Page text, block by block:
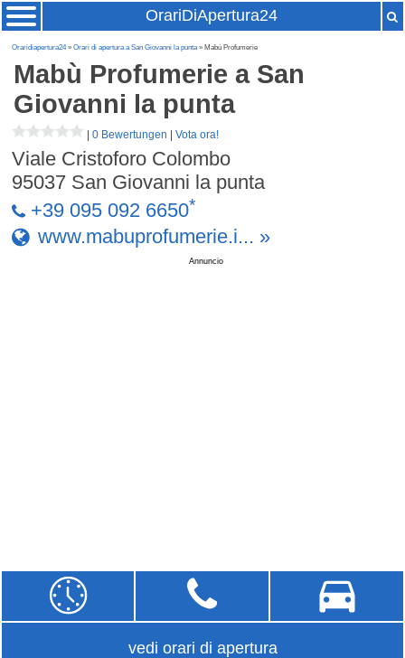
OrariDiApertura24
Oraridiapertura24»Orari di apertura a San Giovanni la punta» Mabù Profumerie
Mabù Profumerie a San
Giovanni la punta
|0 Bewertungen |Vota ora!
Viale Cristoforo Colombo
95037 San Giovanni la punta
+39 095 092 6650*
www.mabuprofumerie.i... »
Annuncio
vedi orari di apertura